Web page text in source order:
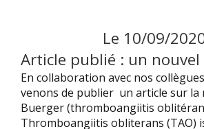
Le 10/09/
En collaboration avec nos
venons de publier un article sur la
Buerger (thromboangiitis
Thromboangiitis obliterans (TAO)